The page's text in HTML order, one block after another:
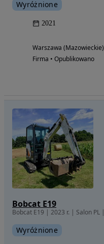
Wyróżnione
2021
Warszawa (Mazowieckie)
Firma • Opublikowano
Bobcat E19
Wyróżnione